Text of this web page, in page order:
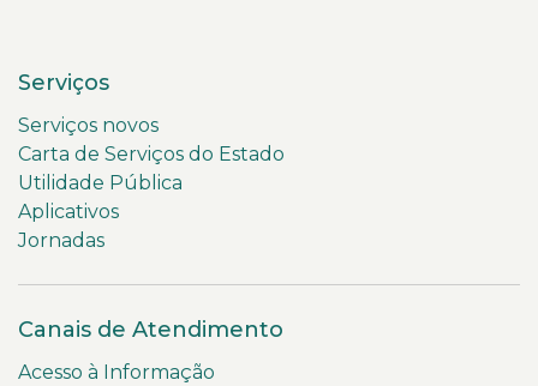
Serviços
Serviços novos
Carta de Serviços do Estado
Utilidade Pública
Aplicativos
Jornadas
Canais de Atendimento
Acesso à Informação